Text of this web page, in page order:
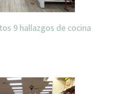
9 hallazgos de cocina